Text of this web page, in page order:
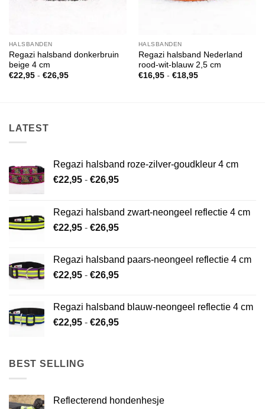
HALSBANDEN
Regazi halsband donkerbruin
beige 4 cm
€22,95 - €26,95Prijsklasse:
HALSBANDEN
Regazi halsband Nederland
rood-wit-blauw 2,5 cm
€16,95 - €18,95Prijsklasse:
LATEST
Regazi halsband roze-zilver-goudkleur 4 cm
€22,95 - €26,95Prijsklasse:
€26,95
Regazi halsband zwart-neongeel reflectie 4 cm
€22,95 - €26,95Prijsklasse:
€26,95
Regazi halsband paars-neongeel reflectie 4 cm
€22,95 - €26,95Prijsklasse:
€26,95
Regazi halsband blauw-neongeel reflectie 4 cm
€22,95 - €26,95Prijsklasse:
BEST SELLING
Reflecterend hondenhesje